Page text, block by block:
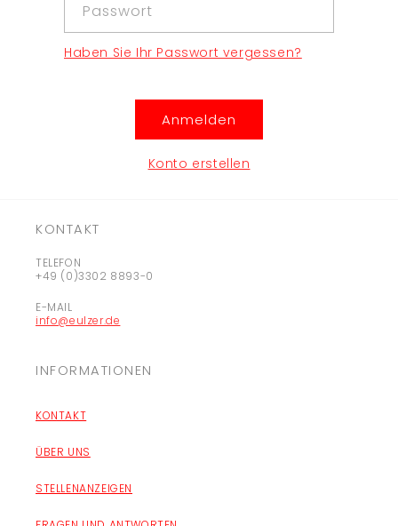
Passwort
Haben Sie Ihr Passwort vergessen?
Anmelden
Konto erstellen
KONTAKT
TELEFON
+49 (0)3302 8893-0
E-MAIL
info@eulzer.de
INFORMATIONEN
KONTAKT
ÜBER UNS
STELLENANZEIGEN